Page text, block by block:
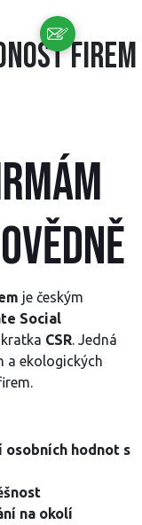
firem
je českým
Social
CSR. Jedná
a ekologických
osobních hodnot s
na okolí